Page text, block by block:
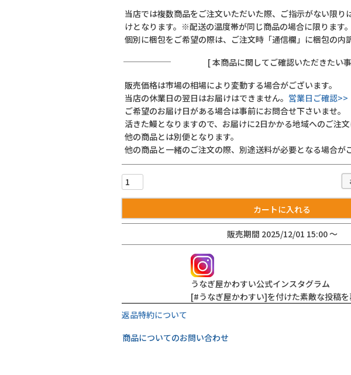
当店では複数商品をご注文いただいた際、ご指示がない限り
けとなります。※配送の温度帯が同じ商品の場合に限ります。
個別に梱包をご希望の際は、ご注文時「通信欄」に梱包の内
[ 本商品に関してご確認いただきたい
販売価格は市場の相場により変動する場合がございます。
当店の休業日の翌日はお届けはできません。 営業日ご確認>>
ご希望のお届け日がある場合は事前にお問合せ下さいませ。
活きた鰻となりますので、お届けに2日かかる地域へのご注文
他の商品とは別便となります。
他の商品と一緒のご注文の際、別途送料が必要となる場合が
カートに入れる
販売期間 2025/12/01 15:00〜
うなぎ屋かわすい公式インスタグラム
[#うなぎ屋かわすい]を付けた素敵な投稿を
返品特約について
商品についてのお問い合わせ